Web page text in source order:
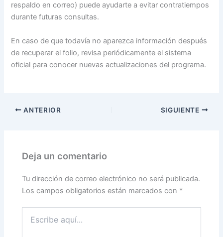
respaldo en correo) puede ayudarte a evitar contratiempos
durante futuras consultas.
En caso de que todavía no aparezca información después
de recuperar el folio, revisa periódicamente el sistema
oficial para conocer nuevas actualizaciones del programa.
ANTERIOR SIGUIENTE
Deja un comentario
Tu dirección de correo electrónico no será publicada.
Los campos obligatorios están marcados con *
aquí...